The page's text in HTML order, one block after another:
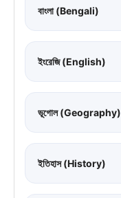
বাংলা (Bengali)
ইংরেজি (English)
ভূগোল (Geography)
ইতিহাস (History)